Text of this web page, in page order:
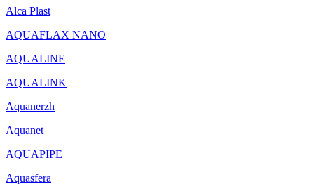
Alca Plast
AQUAFLAX NANO
AQUALINE
AQUALINK
Aquanerzh
Aquanet
AQUAPIPE
Aquasfera